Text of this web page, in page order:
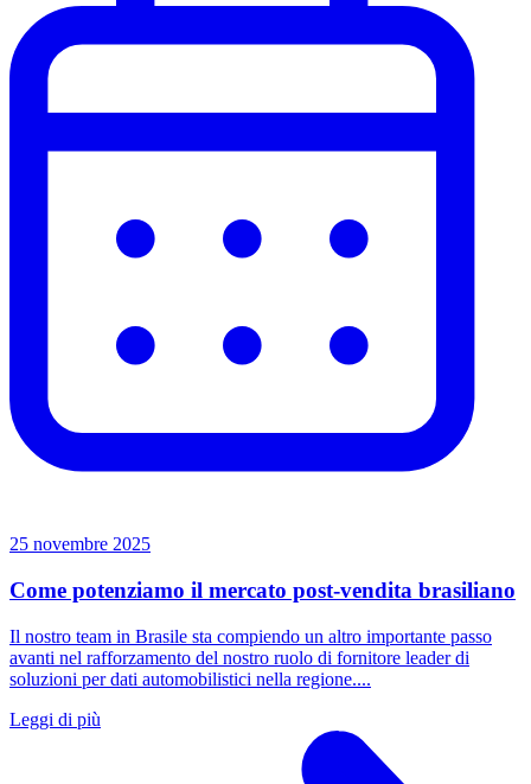
25 novembre 2025
Come potenziamo il mercato post-vendita brasiliano
Il nostro team in Brasile sta compiendo un altro importante passo
avanti nel rafforzamento del nostro ruolo di fornitore leader di
soluzioni per dati automobilistici nella regione....
Leggi di più